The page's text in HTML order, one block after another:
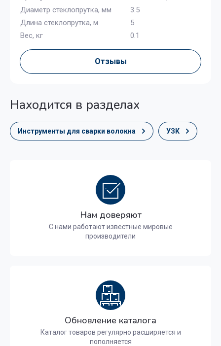
Диаметр стеклопрутка, мм
3.5
Длина стеклопрутка, м
5
Вес, кг
0.1
Отзывы
Находится в разделах
Инструменты для сварки волокна УЗК
Нам доверяют
С нами работают известные мировые
производители
Обновление каталога
Каталог товаров регулярно расширяется и
пополняется